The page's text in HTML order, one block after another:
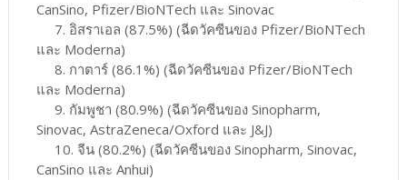
CanSino, Pfizer/BioNTech และ Sinovac
7. อิสราเอล (87.5%) (ฉีดวัคซีนของ Pfizer/BioNTech
และ Moderna)
8. กาตาร์ (86.1%) (ฉีดวัคซีนของ Pfizer/BioNTech
และ Moderna)
9. กัมพูชา (80.9%) (ฉีดวัคซีนของ Sinopharm,
Sinovac, AstraZeneca/Oxford และ J&J)
10. จีน (80.2%) (ฉีดวัคซีนของ Sinopharm, Sinovac,
CanSino และ Anhui)